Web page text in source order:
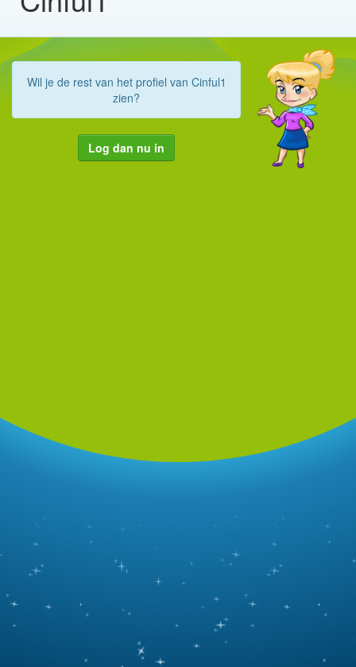
Wil je de rest van het profiel van Cinful1
zien?
Log dan nu in